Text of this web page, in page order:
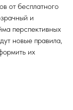
от бесплатного
и
перспективных
новые правила,
их